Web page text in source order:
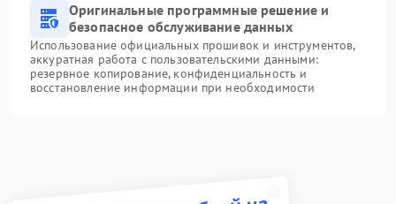
Оригинальные программные решение и
безопасное обслуживание данных
Использование официальных прошивок и инструментов,
аккуратная работа с пользовательскими данными:
резервное копирование, конфиденциальность и
восстановление информации при необходимости